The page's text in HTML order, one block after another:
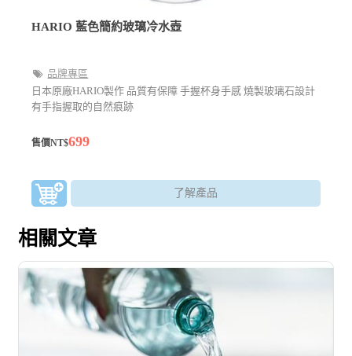
HARIO 藍色簡約玻璃冷水壺
品牌專區
日本原廠HARIO製作 品質有保障 手握杯身手感 燒製玻璃石設計
有手指握取的自然痕跡
售價NT$699
了解產品
相關文章